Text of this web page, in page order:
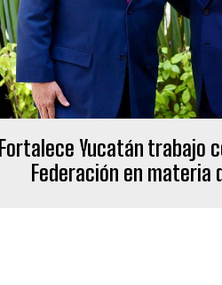
Fortalece Yucatán trabajo
Federación en materia